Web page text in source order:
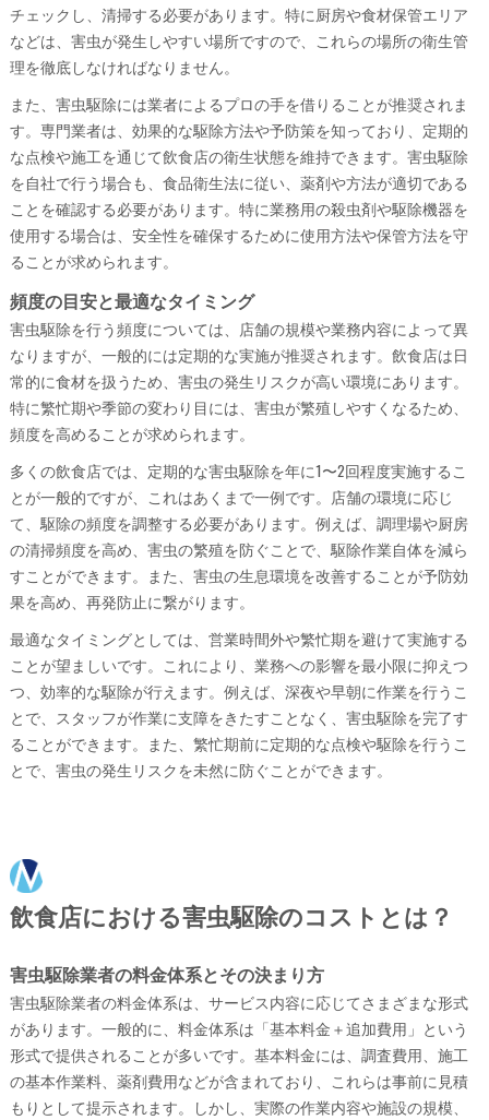
チェックし、清掃する必要があります。特に厨房や食材保管エリア
などは、害虫が発生しやすい場所ですので、これらの場所の衛生管
理を徹底しなければなりません。
また、害虫駆除には業者によるプロの手を借りることが推奨されま
す。専門業者は、効果的な駆除方法や予防策を知っており、定期的
な点検や施工を通じて飲食店の衛生状態を維持できます。害虫駆除
を自社で行う場合も、食品衛生法に従い、薬剤や方法が適切である
ことを確認する必要があります。特に業務用の殺虫剤や駆除機器を
使用する場合は、安全性を確保するために使用方法や保管方法を守
ることが求められます。
頻度の目安と最適なタイミング
害虫駆除を行う頻度については、店舗の規模や業務内容によって異
なりますが、一般的には定期的な実施が推奨されます。飲食店は日
常的に食材を扱うため、害虫の発生リスクが高い環境にあります。
特に繁忙期や季節の変わり目には、害虫が繁殖しやすくなるため、
頻度を高めることが求められます。
多くの飲食店では、定期的な害虫駆除を年に1〜2回程度実施するこ
とが一般的ですが、これはあくまで一例です。店舗の環境に応じ
て、駆除の頻度を調整する必要があります。例えば、調理場や厨房
の清掃頻度を高め、害虫の繁殖を防ぐことで、駆除作業自体を減ら
すことができます。また、害虫の生息環境を改善することが予防効
果を高め、再発防止に繋がります。
最適なタイミングとしては、営業時間外や繁忙期を避けて実施する
ことが望ましいです。これにより、業務への影響を最小限に抑えつ
つ、効率的な駆除が行えます。例えば、深夜や早朝に作業を行うこ
とで、スタッフが作業に支障をきたすことなく、害虫駆除を完了す
ることができます。また、繁忙期前に定期的な点検や駆除を行うこ
とで、害虫の発生リスクを未然に防ぐことができます。
飲食店における害虫駆除のコストとは？
害虫駆除業者の料金体系とその決まり方
害虫駆除業者の料金体系は、サービス内容に応じてさまざまな形式
があります。一般的に、料金体系は「基本料金＋追加費用」という
形式で提供されることが多いです。基本料金には、調査費用、施工
の基本作業料、薬剤費用などが含まれており、これらは事前に見積
もりとして提示されます。しかし、実際の作業内容や施設の規模、